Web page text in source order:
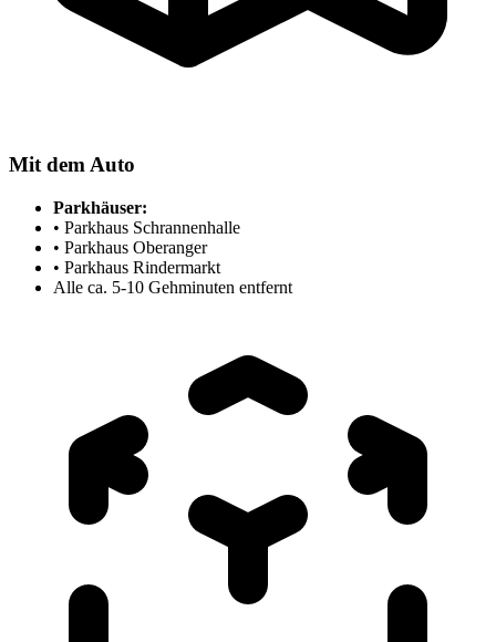
Mit dem Auto
Parkhäuser:
• Parkhaus Schrannenhalle
• Parkhaus Oberanger
• Parkhaus Rindermarkt
Alle ca. 5-10 Gehminuten entfernt